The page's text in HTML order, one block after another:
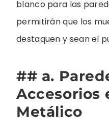
blanco para las
permitirán que los
destaquen y sean el
## a.
Accesorios
Metálico